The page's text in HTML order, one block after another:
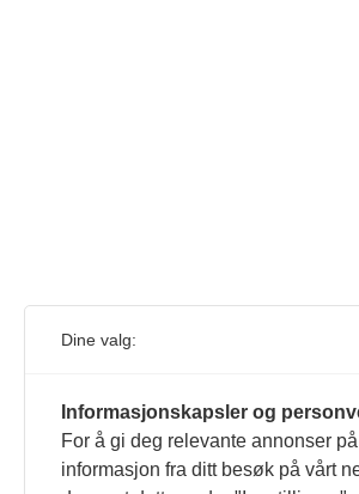
Dine valg:
Informasjonskapsler og
For å gi deg relevante annonser
informasjon fra ditt besøk på vårt